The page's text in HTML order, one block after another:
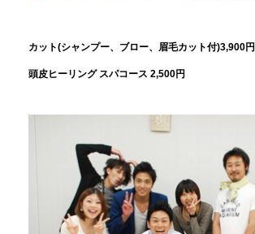
カット(シャンプー、ブロー、眉毛カット付)3,900円
頭皮ヒーリング スパコース 2,500円